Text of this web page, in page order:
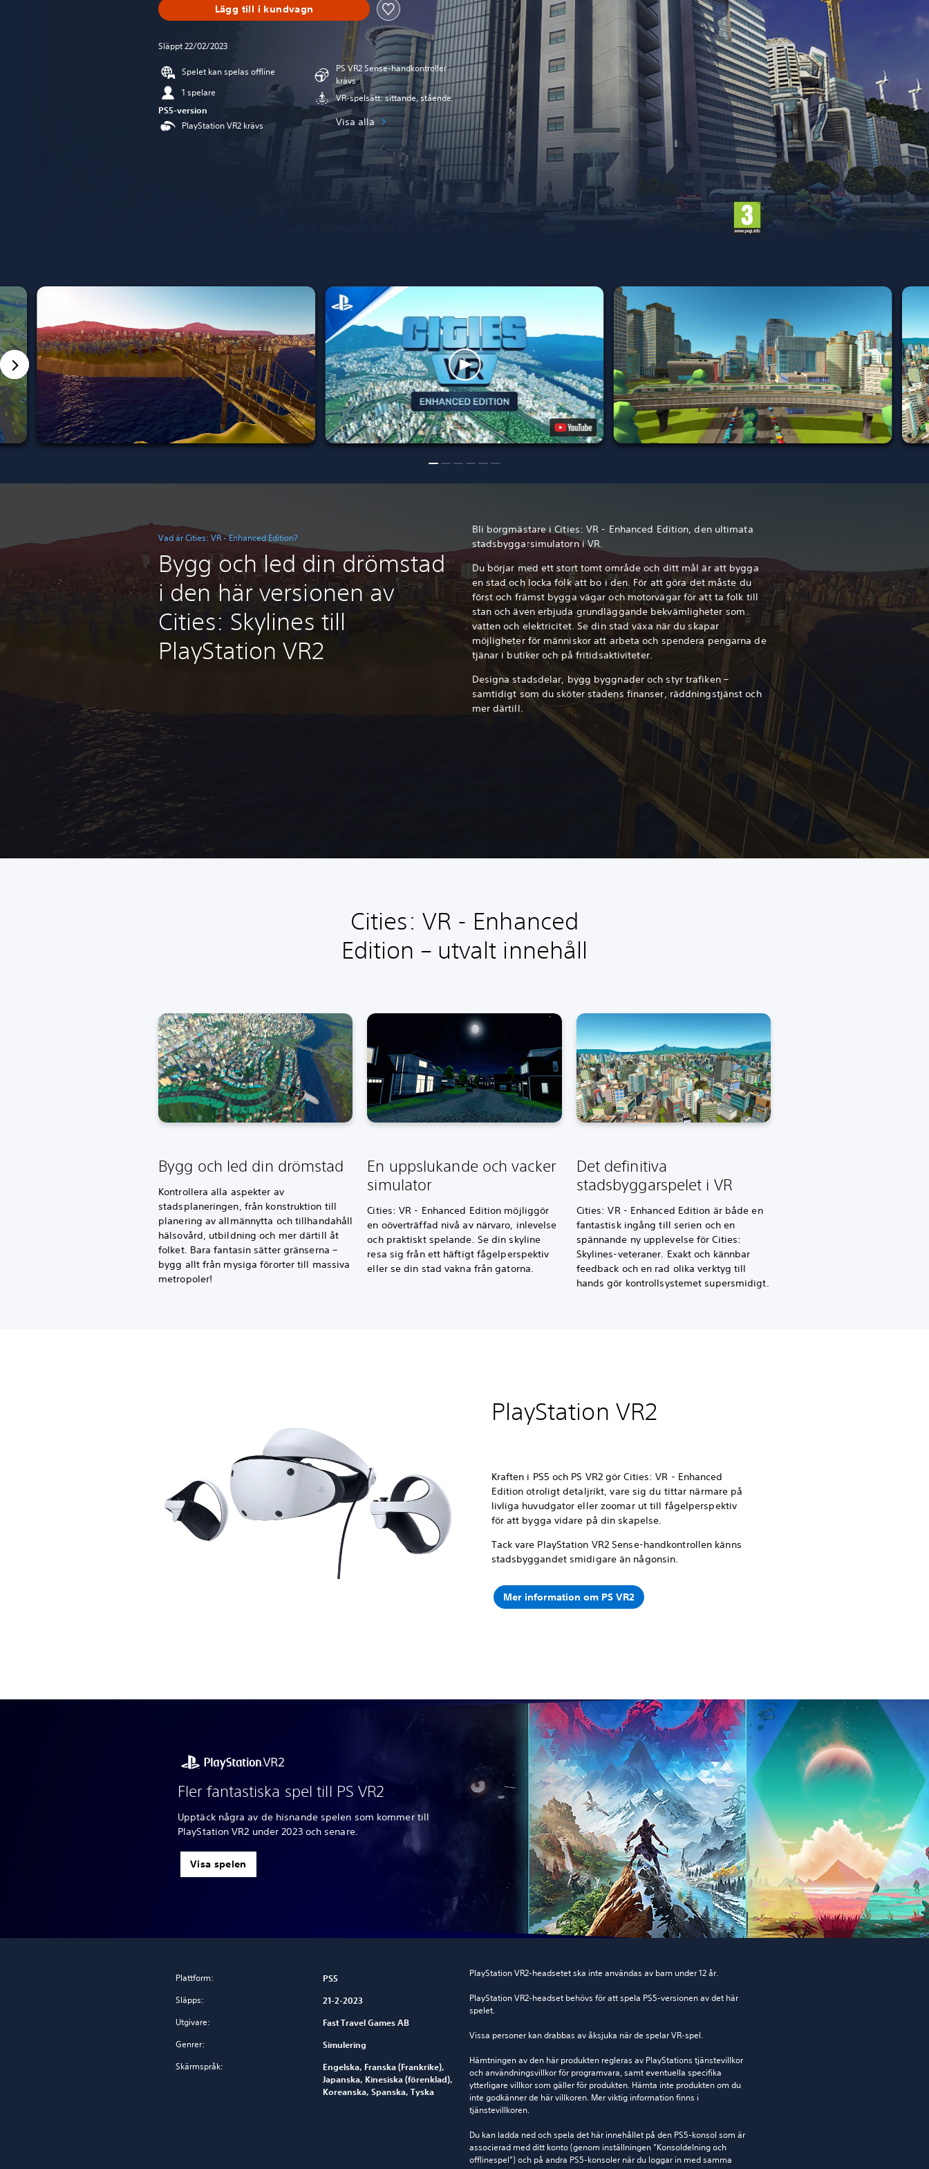
Lägg till i kundvagn
Släppt 22/02/2023
Spelet kan spelas offline
1 spelare
PS5-version
PlayStation VR2 krävs
PS VR2 Sense-handkontroller
krävs
VR-spelsätt: sittande, stående
Visa alla
Vad är Cities: VR - Enhanced Edition?
Bygg och led din drömstad
i den här versionen av
Cities: Skylines till
PlayStation VR2
Bli borgmästare i Cities: VR - Enhanced Edition, den ultimata
stadsbyggarsimulatorn i VR.
Du börjar med ett stort tomt område och ditt mål är att bygga
en stad och locka folk att bo i den. För att göra det måste du
först och främst bygga vägar och motorvägar för att ta folk till
stan och även erbjuda grundläggande bekvämligheter som
vatten och elektricitet. Se din stad växa när du skapar
möjligheter för människor att arbeta och spendera pengarna de
tjänar i butiker och på fritidsaktiviteter.
Designa stadsdelar, bygg byggnader och styr trafiken –
samtidigt som du sköter stadens finanser, räddningstjänst och
mer därtill.
Cities: VR - Enhanced
Edition – utvalt innehåll
Bygg och led din drömstad
Kontrollera alla aspekter av
stadsplaneringen, från konstruktion till
planering av allmännytta och tillhandahåll
hälsovård, utbildning och mer därtill åt
folket. Bara fantasin sätter gränserna –
bygg allt från mysiga förorter till massiva
metropoler!
En uppslukande och vacker
simulator
Cities: VR - Enhanced Edition möjliggör
en oöverträffad nivå av närvaro, inlevelse
och praktiskt spelande. Se din skyline
resa sig från ett häftigt fågelperspektiv
eller se din stad vakna från gatorna.
Det definitiva
stadsbyggarspelet i VR
Cities: VR - Enhanced Edition är både en
fantastisk ingång till serien och en
spännande ny upplevelse för Cities:
Skylines-veteraner. Exakt och kännbar
feedback och en rad olika verktyg till
hands gör kontrollsystemet supersmidigt.
PlayStation VR2
Kraften i PS5 och PS VR2 gör Cities: VR - Enhanced
Edition otroligt detaljrikt, vare sig du tittar närmare på
livliga huvudgator eller zoomar ut till fågelperspektiv
för att bygga vidare på din skapelse.
Tack vare PlayStation VR2 Sense-handkontrollen känns
stadsbyggandet smidigare än någonsin.
Mer information om PS VR2
Fler fantastiska spel till PS VR2
Upptäck några av de hisnande spelen som kommer till
PlayStation VR2 under 2023 och senare.
Visa spelen
Plattform: PS5
Släpps: 21-2-2023
Utgivare: Fast Travel Games AB
Genrer: Simulering
Skärmspråk:
Engelska, Franska (Frankrike),
Japanska, Kinesiska (förenklad),
Koreanska, Spanska, Tyska
PlayStation VR2-headsetet ska inte användas av barn under 12 år.
PlayStation VR2-headset behövs för att spela PS5-versionen av det här
spelet.
Vissa personer kan drabbas av åksjuka när de spelar VR-spel.
Hämtningen av den här produkten regleras av PlayStations tjänstevillkor
och användningsvillkor för programvara, samt eventuella specifika
ytterligare villkor som gäller för produkten. Hämta inte produkten om du
inte godkänner de här villkoren. Mer viktig information finns i
tjänstevillkoren.
Du kan ladda ned och spela det här innehållet på den PS5-konsol som är
associerad med ditt konto (genom inställningen ”Konsoldelning och
offlinespel”) och på andra PS5-konsoler när du loggar in med samma